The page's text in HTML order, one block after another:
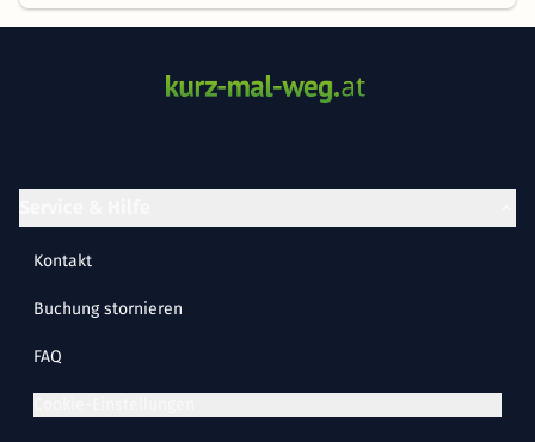
Kontakt
Buchung stornieren
FAQ